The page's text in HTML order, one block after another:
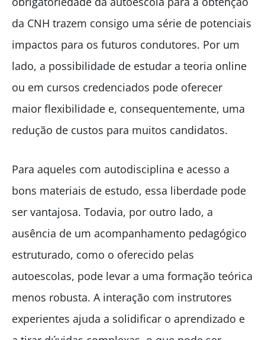
da CNH trazem consigo uma série de potenciais
impactos para os futuros condutores. Por um
lado, a possibilidade de estudar a teoria online
ou em cursos credenciados pode oferecer
maior flexibilidade e, consequentemente, uma
redução de custos para muitos candidatos.
Para aqueles com autodisciplina e acesso a
bons materiais de estudo, essa liberdade pode
ser vantajosa. Todavia, por outro lado, a
ausência de um acompanhamento pedagógico
estruturado, como o oferecido pelas
autoescolas, pode levar a uma formação teórica
menos robusta. A interação com instrutores
experientes ajuda a solidificar o aprendizado e